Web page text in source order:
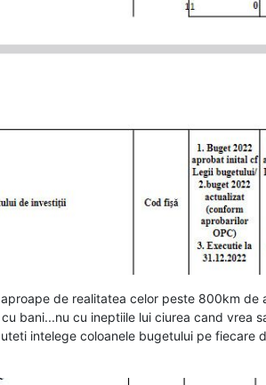
de realitatea celor peste 800km
bani...nu cu ineptiile lui ciurea cand vrea
intelege coloanele bugetului pe fiecare